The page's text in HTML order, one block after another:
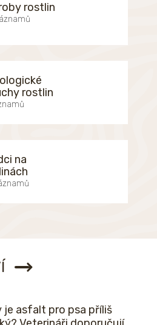
rostlin
rostlin
na
je asfalt pro psa příliš